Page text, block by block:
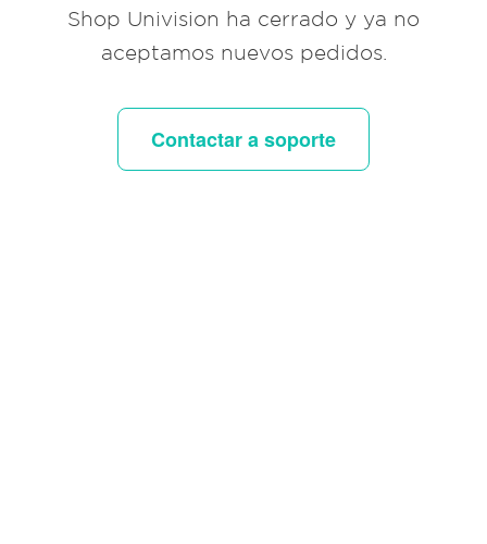
Shop Univision ha cerrado y ya no
aceptamos nuevos pedidos.
Contactar a soporte